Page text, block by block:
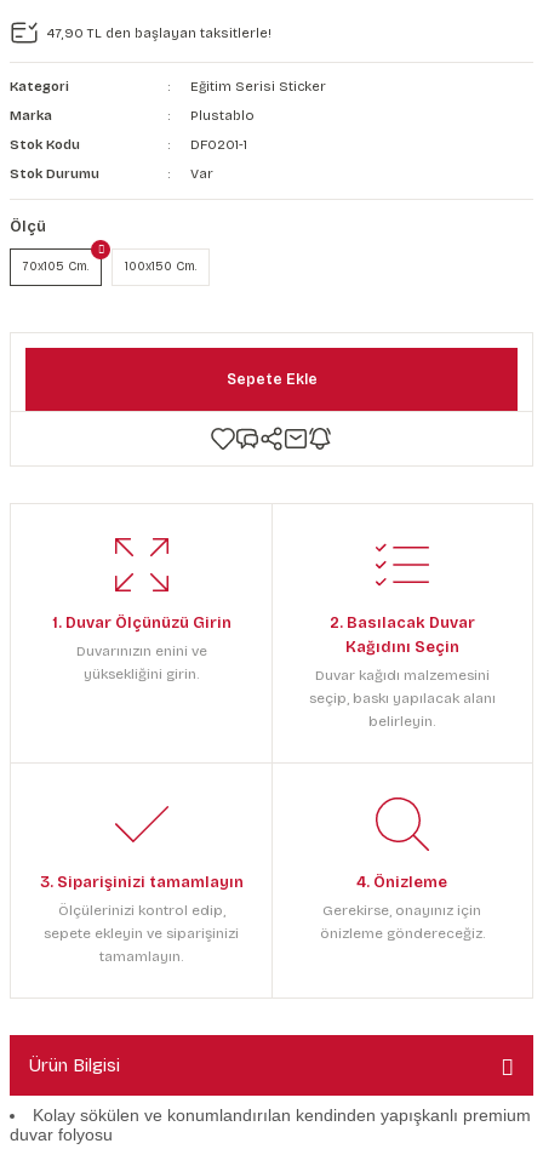
Duvar Kanvası
47,90 TL den başlayan taksitlerle!
Kategori
Eğitim Serisi Sticker
Marka
Plustablo
Stok Kodu
DF0201-1
Stok Durumu
Var
Ölçü
70x105 Cm. 100x150 Cm.
Sepete Ekle
1. Duvar Ölçünüzü Girin
Duvarınızın enini ve
yüksekliğini girin.
2. Basılacak Duvar
Kağıdını Seçin
Duvar kağıdı malzemesini
seçip, baskı yapılacak alanı
belirleyin.
3. Siparişinizi tamamlayın
Ölçülerinizi kontrol edip,
sepete ekleyin ve siparişinizi
tamamlayın.
4. Önizleme
Gerekirse, onayınız için
önizleme göndereceğiz.
Ürün Bilgisi
Kolay sökülen ve konumlandırılan kendinden yapışkanlı premium
duvar folyosu